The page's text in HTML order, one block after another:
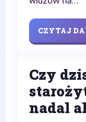
CZYTAJ
Czy
nadal